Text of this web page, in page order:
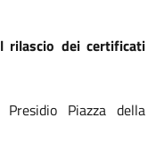
rilascio dei certificati
Piazza della